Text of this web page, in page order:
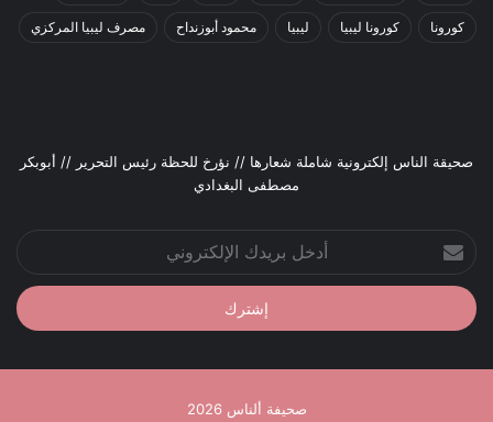
كورونا كورونا ليبيا ليبيا محمود أبوزنداح مصرف ليبيا المركزي
صحيقة الناس إلكترونية شاملة شعارها // نؤرخ للحظة رئيس التحرير // أبوبكر
مصطفى البغدادي
أدخل
بريدك
الإلكتروني
صحيفة ألناس 2026